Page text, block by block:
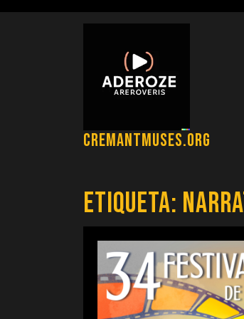
cremantmuses.org
Etiqueta: